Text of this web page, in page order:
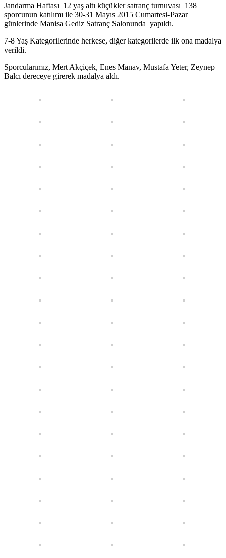
Jandarma Haftası 12 yaş altı küçükler satranç turnuvası 138
sporcunun katılımı ile 30-31 Mayıs 2015 Cumartesi-Pazar
günlerinde Manisa Gediz Satranç Salonunda yapıldı.
7-8 Yaş Kategorilerinde herkese, diğer kategorilerde ilk ona madalya
verildi.
Sporcularımız, Mert Akçiçek, Enes Manav, Mustafa Yeter, Zeynep
Balcı dereceye girerek madalya aldı.